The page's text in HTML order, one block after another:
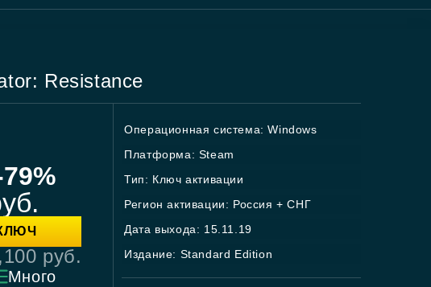
Resistance
руб.
Много
Операционная система: Windows
Платформа: Steam
Тип: Ключ активации
Регион активации: Россия + СНГ
Дата выхода: 15.11.19
Издание: Standard Edition